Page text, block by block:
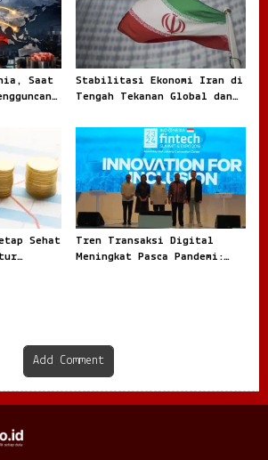
Saat
Stabilitasi Ekonomi Iran di
Tengah Tekanan Global dan
Sehat
Tren Transaksi Digital
Meningkat Pasca Pandemi:
Add Comment